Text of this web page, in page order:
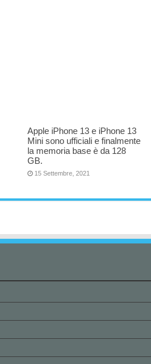
Apple iPhone 13 e iPhone 13
Mini sono ufficiali e finalmente
la memoria base è da 128
GB.
15 Settembre, 2021